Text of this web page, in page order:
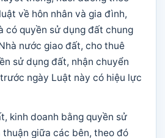
về hôn nhân và gia đình,
có quyền sử dụng đất chung
nước giao đất, cho thuê
sử dụng đất, nhận chuyển
ngày Luật này có hiệu lực
kinh doanh bằng quyền sử
giữa các bên, theo đó